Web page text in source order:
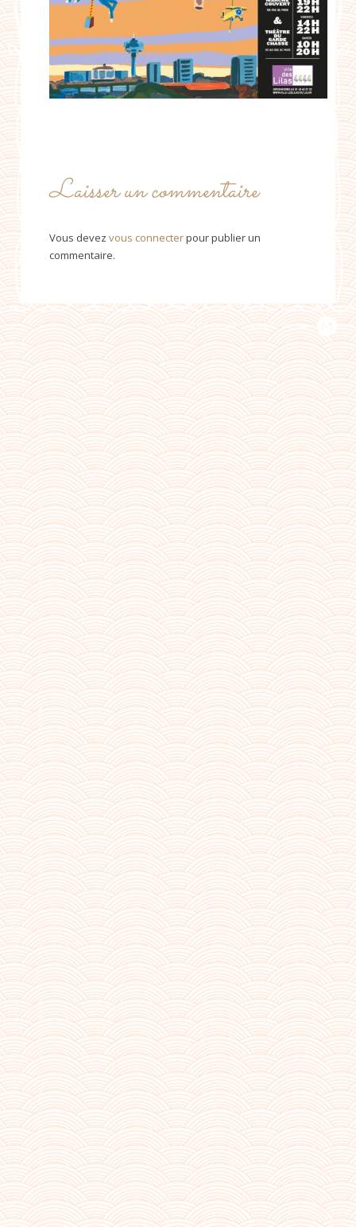
Laisser un commentaire
Vous devez vous connecterpour publier un
commentaire.
PROUDLY DESIGNED BY